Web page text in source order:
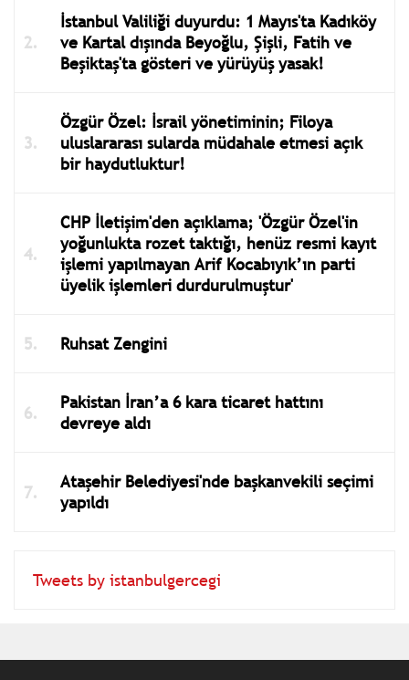
İstanbul Valiliği duyurdu: 1 Mayıs'ta Kadıköy
ve Kartal dışında Beyoğlu, Şişli, Fatih ve
Beşiktaş'ta gösteri ve yürüyüş yasak!
Özgür Özel: İsrail yönetiminin; Filoya
uluslararası sularda müdahale etmesi açık
bir haydutluktur!
CHP İletişim'den açıklama; 'Özgür Özel'in
yoğunlukta rozet taktığı, henüz resmi kayıt
işlemi yapılmayan Arif Kocabıyık’ın parti
üyelik işlemleri durdurulmuştur'
Ruhsat Zengini
Pakistan İran’a 6 kara ticaret hattını
devreye aldı
Ataşehir Belediyesi'nde başkanvekili seçimi
yapıldı
Tweets by istanbulgercegi